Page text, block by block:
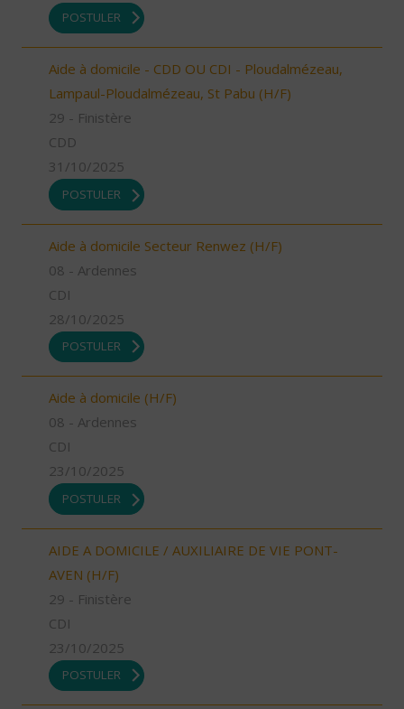
POSTULER
Aide à domicile - CDD OU CDI - Ploudalmézeau,
Lampaul-Ploudalmézeau, St Pabu (H/F)
29 - Finistère
CDD
31/10/2025
POSTULER
Aide à domicile Secteur Renwez (H/F)
08 - Ardennes
CDI
28/10/2025
POSTULER
Aide à domicile (H/F)
08 - Ardennes
CDI
23/10/2025
POSTULER
AIDE A DOMICILE / AUXILIAIRE DE VIE PONT-
AVEN (H/F)
29 - Finistère
CDI
23/10/2025
POSTULER